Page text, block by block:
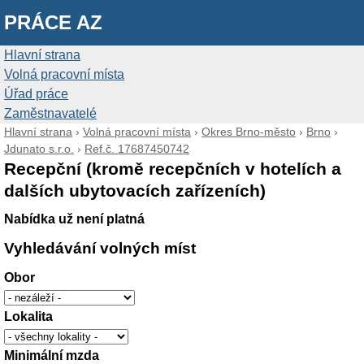
PRÁCE AZ
Hlavní strana
Volná pracovní místa
Úřad práce
Zaměstnavatelé
Hlavní strana › Volná pracovní místa › Okres Brno-město › Brno ›
Jdunato s.r.o. › Ref.č. 17687450742
Recepční (kromě recepčních v hotelích a
dalších ubytovacích zařízeních)
Nabídka už není platná
Vyhledávání volných míst
Obor
Lokalita
Minimální mzda